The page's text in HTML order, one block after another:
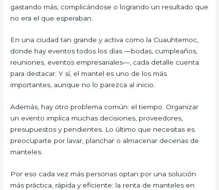
gastando más, complicándose o logrando un resultado que
no era el que esperaban.
En una ciudad tan grande y activa como la Cuauhtemoc,
donde hay eventos todos los días —bodas, cumpleaños,
reuniones, eventos empresariales—, cada detalle cuenta
para destacar. Y sí, el mantel es uno de los más
importantes, aunque no lo parezca al inicio.
Además, hay otro problema común: el tiempo. Organizar
un evento implica muchas decisiones, proveedores,
presupuestos y pendientes. Lo último que necesitas es
preocuparte por lavar, planchar o almacenar decenas de
manteles.
Por eso cada vez más personas optan por una solución
más práctica, rápida y eficiente: la renta de manteles en